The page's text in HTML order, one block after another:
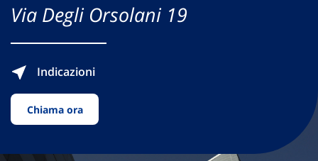
Via Degli Orsolani 19
Indicazioni
Chiama ora